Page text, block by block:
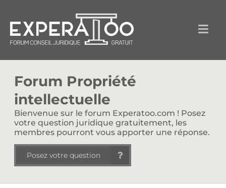
Forum Propriété
intellectuelle
Bienvenue sur le forum Experatoo.com ! Posez
votre question juridique gratuitement, les
membres pourront vous apporter une réponse.
Posez votre question